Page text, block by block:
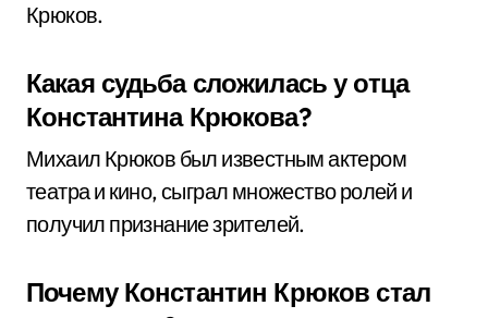
Крюков.
Какая судьба сложилась у отца
Константина Крюкова?
Михаил Крюков был известным актером
театра и кино, сыграл множество ролей и
получил признание зрителей.
Почему Константин Крюков стал